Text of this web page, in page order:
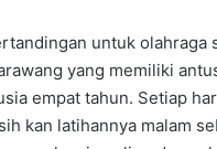
untuk
yang memiliki
empat tahun. Setiap
kan latihannya malam